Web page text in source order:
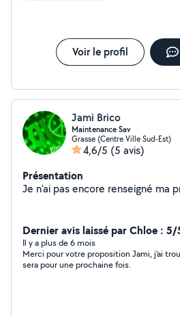
Voir le profil
Jami Brico
Maintenance Sav
Grasse (Centre Ville Sud-Est)
4,6/5 (5 avis)
Présentation
Je
Dernier avis laissé par Chloe : 5/
Il y a plus de 6 mois
Merci pour votre proposition Jami, j'ai
sera pour une prochaine fois.